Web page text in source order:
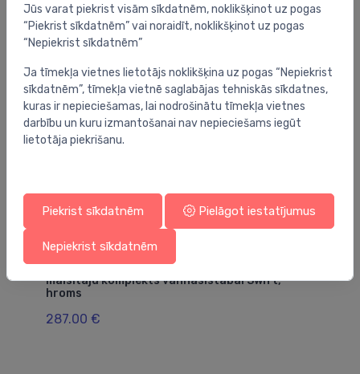
Jums varētu arī interesēt
Maisītāju komplekti
maisītāju komplekts vannasistabai Swift,
hroms
287.00 €
Jūs varat piekrist visām sīkdatnēm, noklikšķinot uz pogas
“Piekrist sīkdatnēm” vai noraidīt, noklikšķinot uz pogas
“Nepiekrist sīkdatnēm”
Ja tīmekļa vietnes lietotājs noklikšķina uz pogas “Nepiekrist
sīkdatnēm”, tīmekļa vietnē saglabājas tehniskās sīkdatnes,
kuras ir nepieciešamas, lai nodrošinātu tīmekļa vietnes
darbību un kuru izmantošanai nav nepieciešams iegūt
lietotāja piekrišanu.
Piekrist sīkdatnēm Pielāgot iestatījumus
Nepiekrist sīkdatnēm